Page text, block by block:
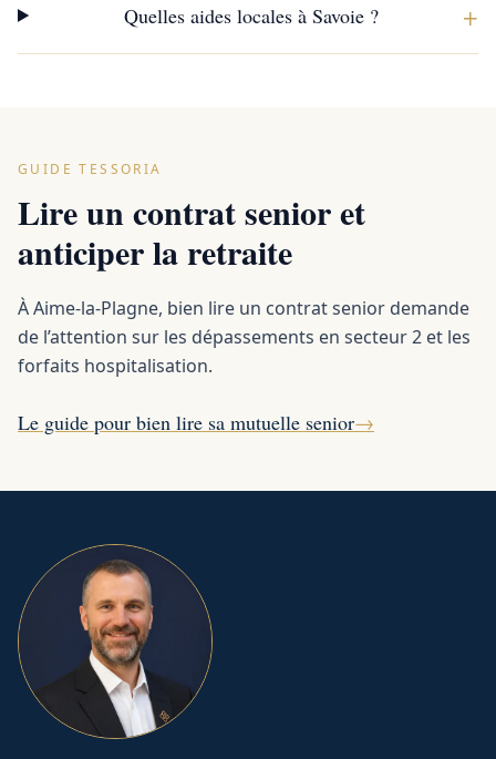
Quelles aides locales à Savoie ? +
GUIDE TESSORIA
Lire un contrat senior et
anticiper la retraite
À Aime-la-Plagne, bien lire un contrat senior demande
de l’attention sur les dépassements en secteur 2 et les
forfaits hospitalisation.
Le guide pour bien lire sa mutuelle senior→